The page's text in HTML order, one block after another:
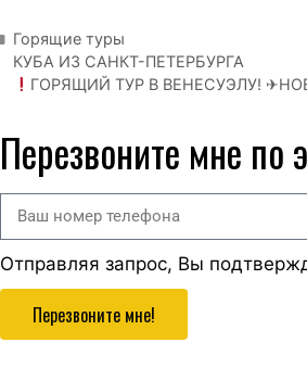
Горящие туры
КУБА ИЗ САНКТ-ПЕТЕРБУРГА
ГОРЯЩИЙ ТУР В ВЕНЕСУЭЛУ!
Перезвоните мне
Отправляя запрос, Вы
Перезвоните мне!